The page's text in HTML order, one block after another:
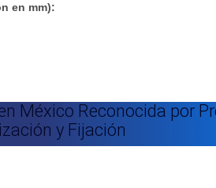
en mm):
México Reconocida por
y Fijación